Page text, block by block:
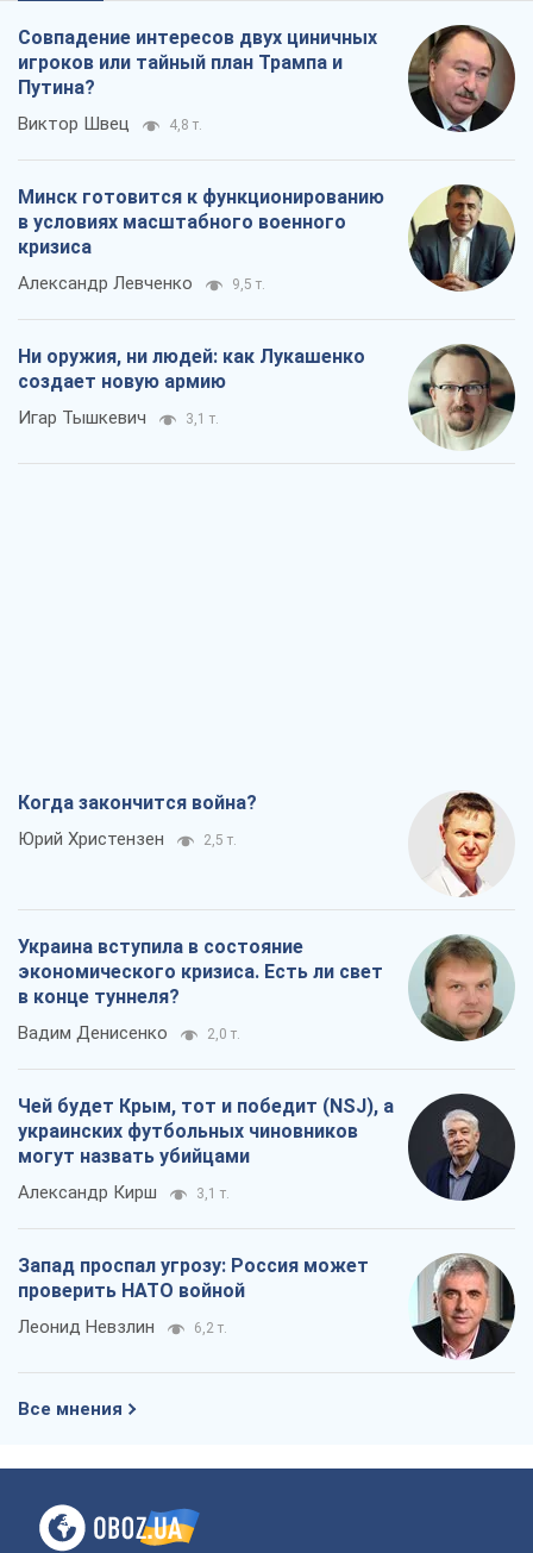
Совпадение интересов двух циничных
игроков или тайный план Трампа и
Путина?
Виктор Швец 4,8 т.
Минск готовится к функционированию
в условиях масштабного военного
кризиса
Александр Левченко 9,5 т.
Ни оружия, ни людей: как Лукашенко
создает новую армию
Игар Тышкевич 3,1 т.
Когда закончится война?
Юрий Христензен 2,5 т.
Украина вступила в состояние
экономического кризиса. Есть ли свет
в конце туннеля?
Вадим Денисенко 2,0 т.
Чей будет Крым, тот и победит (NSJ), а
украинских футбольных чиновников
могут назвать убийцами
Александр Кирш 3,1 т.
Запад проспал угрозу: Россия может
проверить НАТО войной
Леонид Невзлин 6,2 т.
Все мнения